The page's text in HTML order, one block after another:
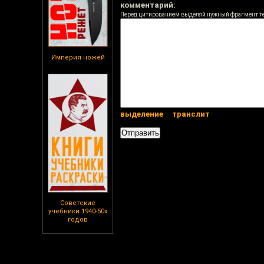
Империя ножей
Советские
учебники 1940-50х
годов
комментарий:
Перед цитированием выделяй нужный фрагмент
выделение транслит